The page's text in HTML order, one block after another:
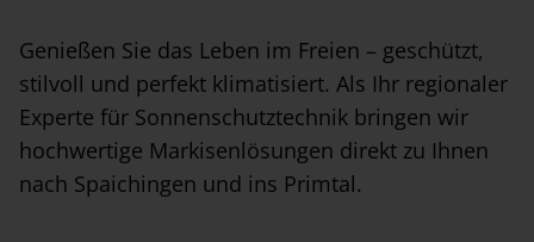
Genießen Sie das Leben im Freien – geschützt,
stilvoll und perfekt klimatisiert. Als Ihr regionaler
Experte für Sonnenschutztechnik bringen wir
hochwertige Markisenlösungen direkt zu Ihnen
nach Spaichingen und ins Primtal.